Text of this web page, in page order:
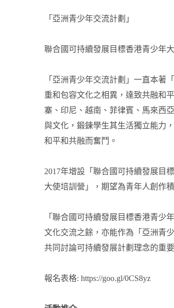
「亞洲青少年交流計劃」
聯合國可持續發展目標香港青少年
「亞洲青少年交流計劃」一直本著
重和包容文化之相異，達致共融和
寨、印尼、越南、菲律賓、馬來西
與文化，鍛鍊學生其生活獨立能力
和平和共融而奮鬥。
2017年增設「聯合國可持續發展目
大使培訓營」，期望為青年人創作
「聯合國可持續發展目標香港青少
文化交流之餘，亦能作為「亞洲青
共同討論可持續發展計劃理念的重
報名表格: https://goo.gl/0CS8yz